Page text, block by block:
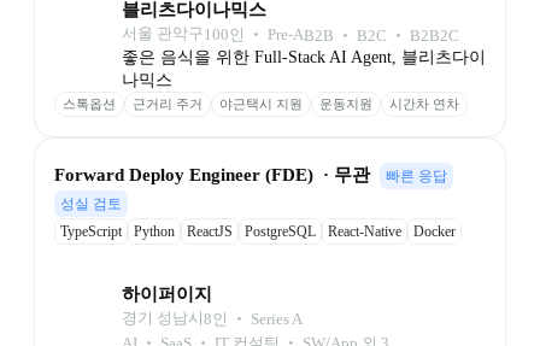
블리츠다이나믹스
서울 관악구100인 ‧ Pre-AB2B ‧ B2C ‧ B2B2C
좋은 음식을 위한 Full-Stack AI Agent, 블리츠다이
나믹스
스톡옵션 근거리 주거 야근택시 지원 운동지원 시간차 연차
Forward Deploy Engineer (FDE)  · 무관
빠른 응답
성실 검토
TypeScript
Python ReactJS PostgreSQL React-Native
Docker
하이퍼이지
경기 성남시 8인 ‧ Series A